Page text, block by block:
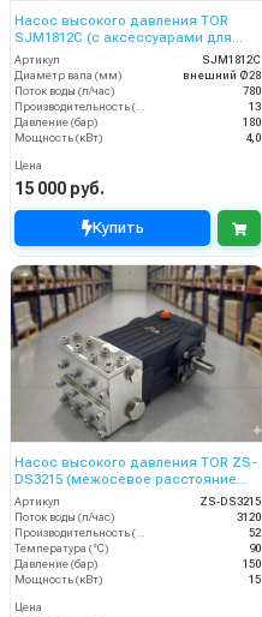
Насос высокого давления TOR
SJM1812C (с аксессуарами для
CEM1315-2, CEM1318, CEM1318-2,
межосевое расстояние 130 мм)
Артикул
SJM1812C
Диаметр вала (мм)
внешний Ø28
Поток воды (л/час)
780
Производительность (л/мин)
13
Давление (бар)
180
Мощность (кВт)
4,0
Цена
15 000 руб.
Купить
Насос высокого давления TOR ZS-
DS3215 (межосевое расстояние
87мм)
Артикул
ZS-DS3215
Поток воды (л/час)
3120
52
Температура (°C)
90
Давление (бар)
150
Мощность (кВт)
15
Цена